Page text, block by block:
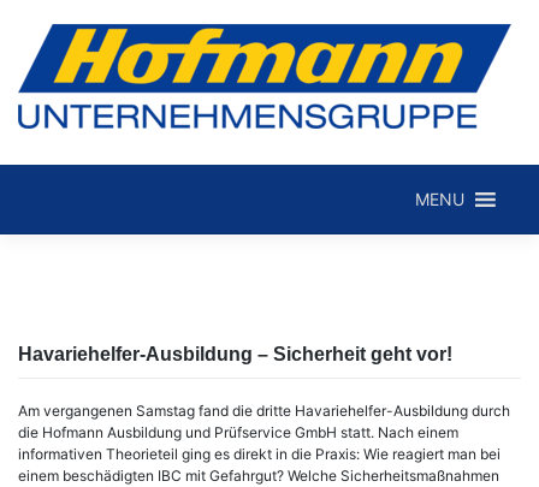
MENU
Havariehelfer-Ausbildung – Sicherheit geht vor!
Am vergangenen Samstag fand die dritte Havariehelfer-Ausbildung durch
die Hofmann Ausbildung und Prüfservice GmbH statt. Nach einem
informativen Theorieteil ging es direkt in die Praxis: Wie reagiert man bei
einem beschädigten IBC mit Gefahrgut? Welche Sicherheitsmaßnahmen